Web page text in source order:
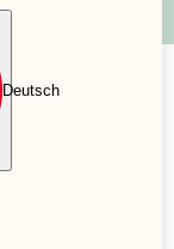
på
Deutsch